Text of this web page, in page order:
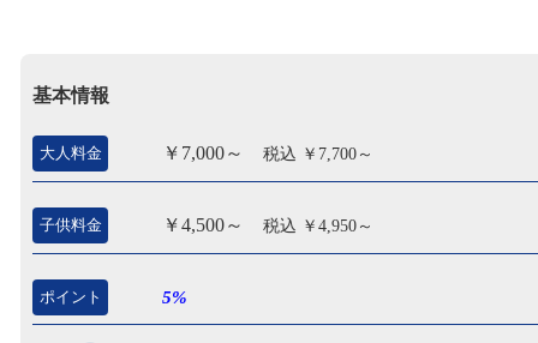
基本情報
大人料金 ￥7,000～ 税込 ￥7,700～
子供料金 ￥4,500～ 税込 ￥4,950～
ポイント 5%